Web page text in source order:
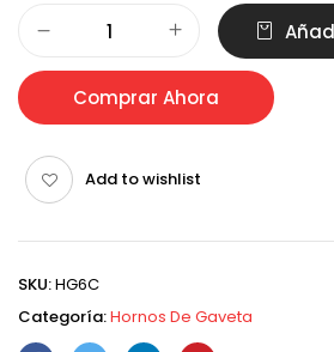
Comprar Ahora
Add to wishlist
SKU:HG6C
Categoría:Hornos De Gaveta